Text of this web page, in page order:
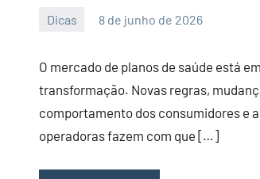
Dicas 8 de junho de 2026
O mercado de planos de saúde está
transformação. Novas regras,
comportamento dos consumidores e
operadoras fazem com que […]